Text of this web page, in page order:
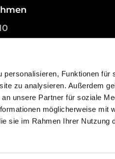
Funktionen für
zu analysieren. Außerdem
unsere Partner für soziale
möglicherweise mit
sie im Rahmen Ihrer Nutzung